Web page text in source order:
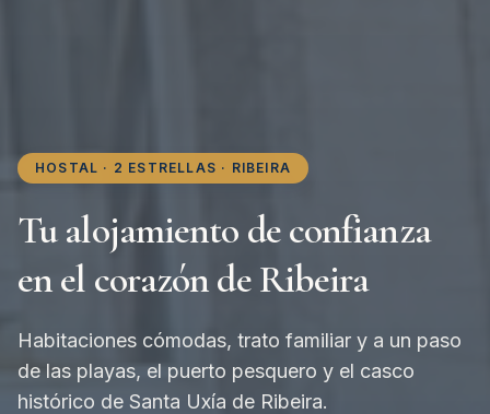
HOSTAL · 2 ESTRELLAS · RIBEIRA
Tu alojamiento de confianza
en el corazón de Ribeira
Habitaciones cómodas, trato familiar y a un paso
de las playas, el puerto pesquero y el casco
histórico de Santa Uxía de Ribeira.